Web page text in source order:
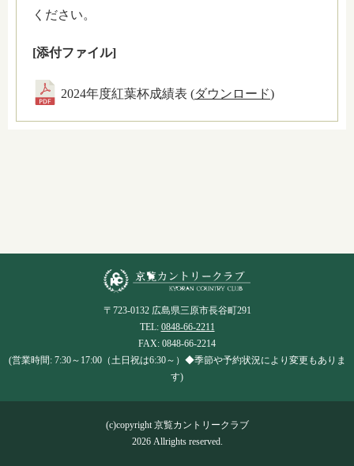
ください。
[添付ファイル]
2024年度紅葉杯成績表 (ダウンロード)
〒723-0132 広島県三原市長谷町291
TEL: 0848-66-2211
FAX: 0848-66-2214
(営業時間: 7:30～17:00（土日祝は6:30～）◆季節や予約状況により変更もありま
す)
(c)copyright 京覧カントリークラブ
2026 Allrights reserved.